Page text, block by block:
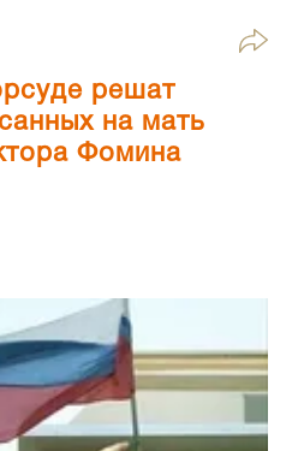
решат
на мать
Фомина